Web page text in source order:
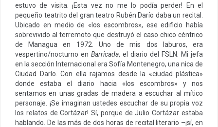
estuvo de visita. ¡Esta vez no me lo podía perder! En el
pequeño teatrito del gran teatro Rubén Darío daba un recital.
Ubicado en medio de «los escombros», ese edificio había
sobrevivido al terremoto que destruyó el caso chico céntrico
de Managua en 1972. Uno de mis dos laburos, era
vespertino/nocturno en Barricada, el diario del FSLN. Mi jefa
en la sección Internacional era Sofía Montenegro, una nica de
Ciudad Darío. Con ella rajamos desde la «ciudad plástica»
donde estaba el diario hacia «los escombros» y nos
sentamos en unas gradas de madera a escuchar al mítico
personaje. ¡Se imaginan ustedes escuchar de su propia voz
los relatos de Cortázar! Sí, porque de Julio Cortázar estaba
hablando. De las más de dos horas de recital literario –¡sí, en